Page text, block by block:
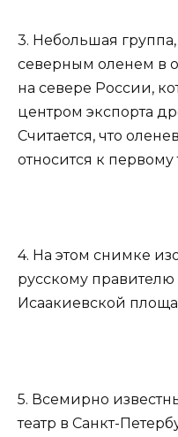
3. Небольшая
северным оленем в
на севере России,
центром экспорта
Считается, что
относится к
4. На этом снимке
русскому
Исаакиевской
5. Всемирно
театр в Санкт-